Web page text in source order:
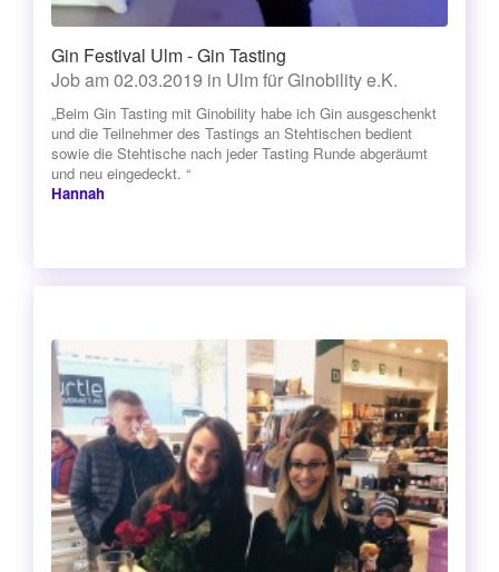
Gin Festival Ulm - Gin Tasting
Job am 02.03.2019 in Ulm für Ginobility e.K.
„Beim Gin Tasting mit Ginobility habe ich Gin ausgeschenkt
und die Teilnehmer des Tastings an Stehtischen bedient
sowie die Stehtische nach jeder Tasting Runde abgeräumt
und neu eingedeckt. “
Hannah